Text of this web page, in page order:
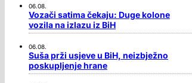
06.08.
Vozači satima čekaju: Duge kolone
vozila na izlazu iz BiH
06.08.
Suša prži usjeve u BiH, neizbježno
poskupljenje hrane